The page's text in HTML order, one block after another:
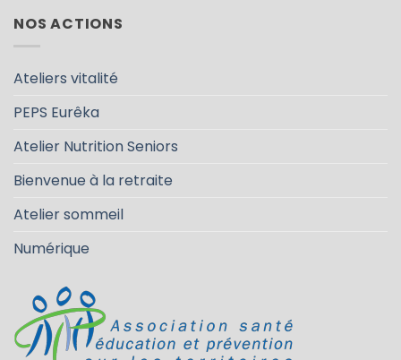
NOS ACTIONS
Ateliers vitalité
PEPS Eurêka
Atelier Nutrition Seniors
Bienvenue à la retraite
Atelier sommeil
Numérique